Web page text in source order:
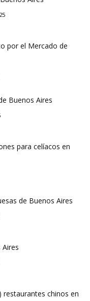
por el Mercado de
Buenos Aires
para celíacos en
de Buenos Aires
Aires
chinos en